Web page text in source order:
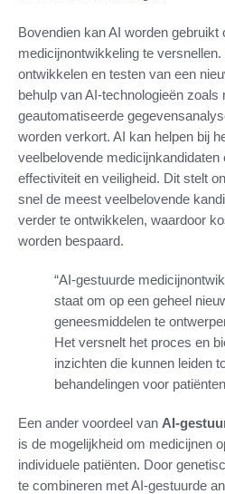
Bovendien kan AI worden
medicijnontwikkeling te
ontwikkelen en testen van een
behulp van AI-technologieën zoals
geautomatiseerde
worden verkort. AI kan helpen bij
veelbelovende
effectiviteit en veiligheid. Dit stelt
snel de meest veelbelovende
verder te ontwikkelen, waardoor
worden bespaard.
“AI-gestuurde
staat om op een geheel
geneesmiddelen te
Het versnelt het proces en
inzichten die kunnen leiden
behandelingen voor
Een ander voordeel van AI-
is de mogelijkheid om medicijnen
individuele patiënten. Door
te combineren met AI-gestuurde